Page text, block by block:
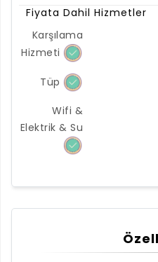
Fiyata Dahil Hizmetler
Karşılama
Hizmeti
Tüp
Wifi &
Elektrik & Su